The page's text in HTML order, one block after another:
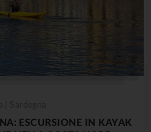
ESCURSIONE IN KAYAK